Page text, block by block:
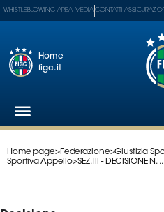
Federazione
WHISTLEBLOWING AREA MEDIA CONTATTI
Home
figc.it
Home page>Federazione>Giustizia
Sportiva Appello>SEZ. III - DECISIONE N.